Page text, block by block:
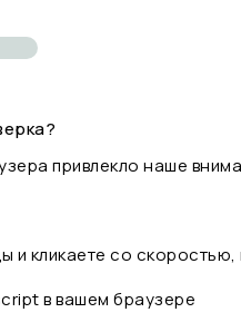
привлекло наше
и кликаете со
в вашем браузере